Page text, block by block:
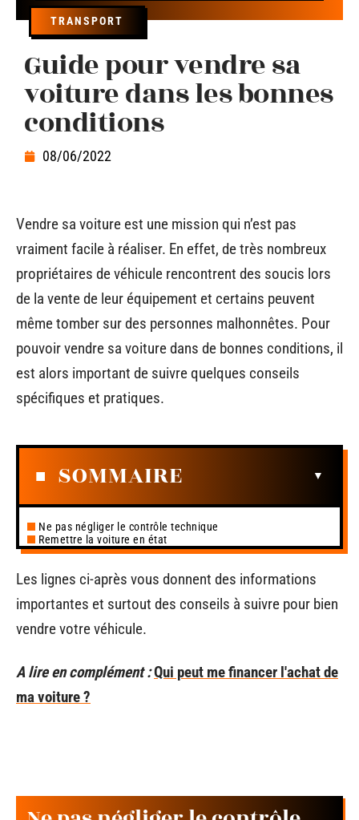
TRANSPORT
Guide pour vendre sa
voiture dans les bonnes
conditions
08/06/2022
Vendre sa voiture est une mission qui n’est pas
vraiment facile à réaliser. En effet, de très nombreux
propriétaires de véhicule rencontrent des soucis lors
de la vente de leur équipement et certains peuvent
même tomber sur des personnes malhonnêtes. Pour
pouvoir vendre sa voiture dans de bonnes conditions, il
est alors important de suivre quelques conseils
spécifiques et pratiques.
SOMMAIRE
Ne pas négliger le contrôle technique
Remettre la voiture en état
Les lignes ci-après vous donnent des informations
importantes et surtout des conseils à suivre pour bien
vendre votre véhicule.
A lire en complément :Qui peut me financer l'achat de
ma voiture ?